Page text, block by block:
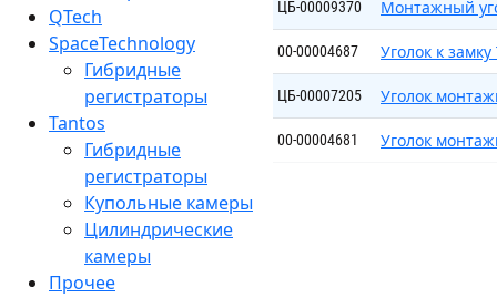
QTech
SpaceTechnology
Гибридные
регистраторы
Tantos
Гибридные
регистраторы
Купольные камеры
Цилиндрические
камеры
Прочее
ЦБ-00009370 Монтажный
00-00004687 Уголок к
ЦБ-00007205 Уголок
00-00004681 Уголок